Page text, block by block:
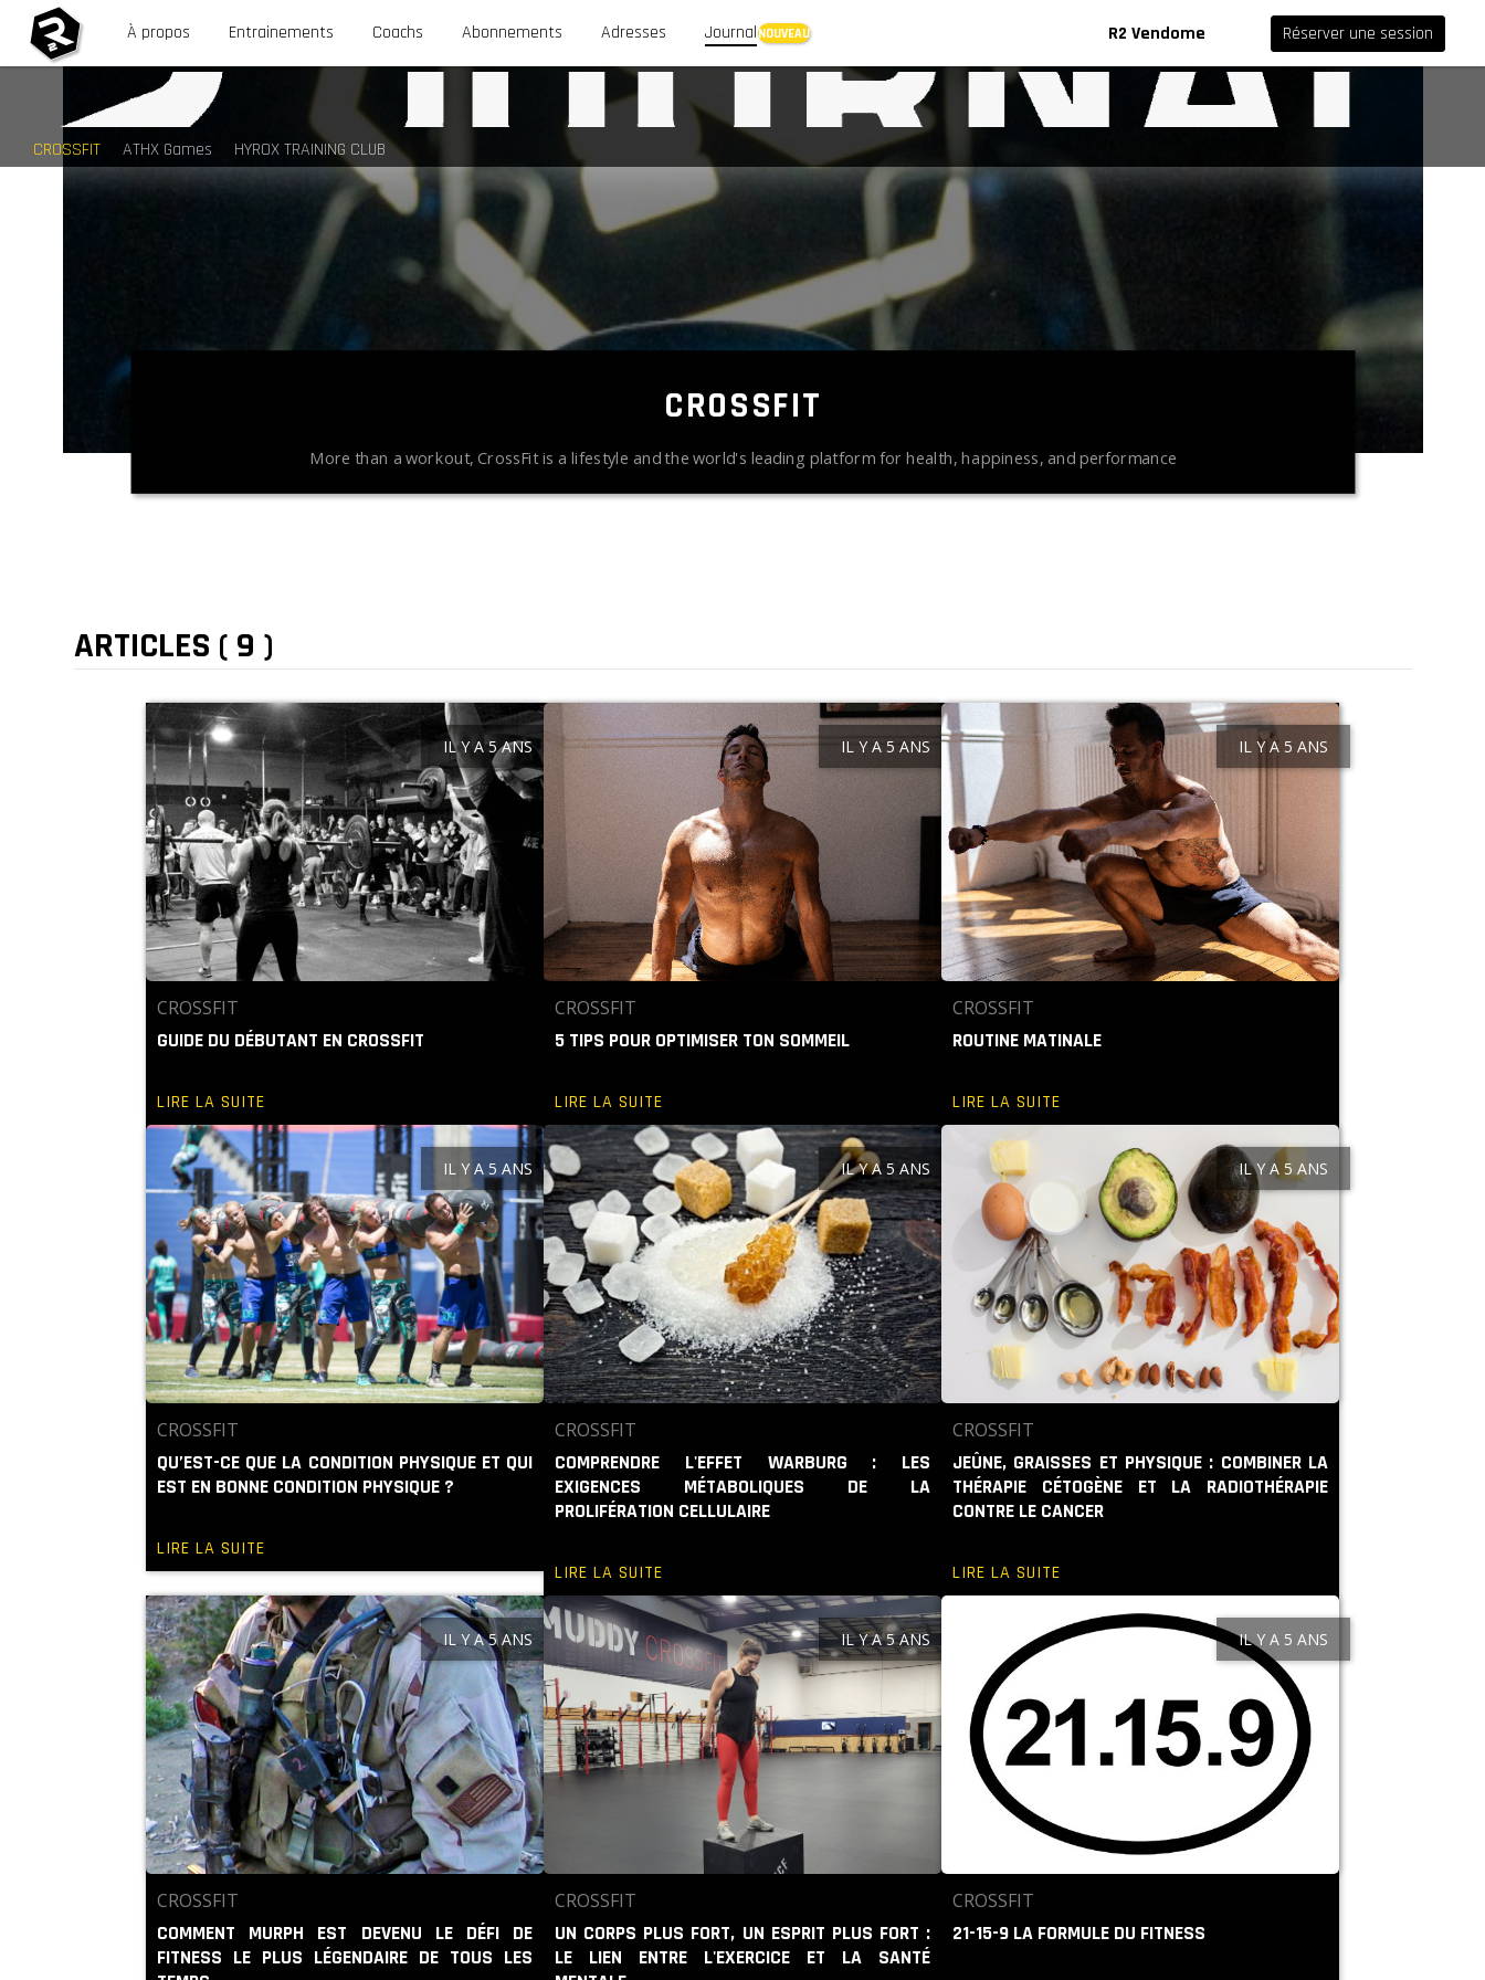
CROSSFIT ATHX Games HYROX TRAINING CLUB
À propos Entrainements Coachs Abonnements Adresses Journal R2 Vendome Réserver une session
CROSSFIT
More than a workout, CrossFit is a lifestyle and the world's leading platform for health, happiness, and performance
ARTICLES ( 9 )
IL Y A 5 ANS
CROSSFIT
GUIDE DU DÉBUTANT EN CROSSFIT
LIRE LA SUITE
IL Y A 5 ANS
CROSSFIT
5 TIPS POUR OPTIMISER TON SOMMEIL
LIRE LA SUITE
IL Y A 5 ANS
CROSSFIT
ROUTINE MATINALE
LIRE LA SUITE
IL Y A 5 ANS
CROSSFIT
QU’EST-CE QUE LA CONDITION PHYSIQUE ET QUI
EST EN BONNE CONDITION PHYSIQUE ?
LIRE LA SUITE
IL Y A 5 ANS
CROSSFIT
COMPRENDRE L'EFFET WARBURG : LES
EXIGENCES MÉTABOLIQUES DE LA
PROLIFÉRATION CELLULAIRE
LIRE LA SUITE
IL Y A 5 ANS
CROSSFIT
JEÛNE, GRAISSES ET PHYSIQUE : COMBINER LA
THÉRAPIE CÉTOGÈNE ET LA RADIOTHÉRAPIE
CONTRE LE CANCER
LIRE LA SUITE
IL Y A 5 ANS
CROSSFIT
COMMENT MURPH EST DEVENU LE DÉFI DE
FITNESS LE PLUS LÉGENDAIRE DE TOUS LES
IL Y A 5 ANS
CROSSFIT
UN CORPS PLUS FORT, UN ESPRIT PLUS FORT :
LE LIEN ENTRE L'EXERCICE ET LA SANTÉ
IL Y A 5 ANS
CROSSFIT
21-15-9 LA FORMULE DU FITNESS